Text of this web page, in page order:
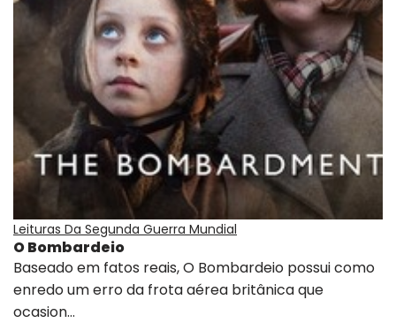
Leituras Da Segunda Guerra Mundial
O Bombardeio
Baseado em fatos reais, O Bombardeio possui como
enredo um erro da frota aérea britânica que
ocasion…